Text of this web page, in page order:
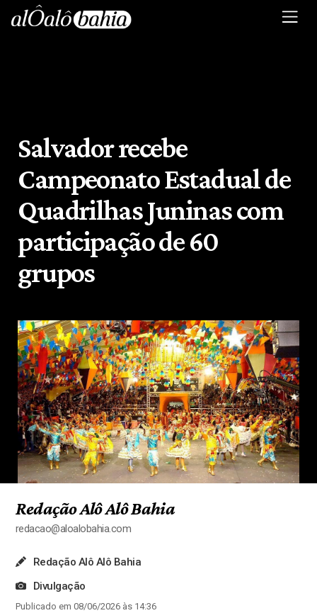
Salvador recebe
Campeonato Estadual de
Quadrilhas Juninas com
participação de 60
grupos
Redação Alô Alô Bahia
redacao@aloalobahia.com
Redação Alô Alô Bahia
Divulgação
Publicado em 08/06/2026 às 14:36